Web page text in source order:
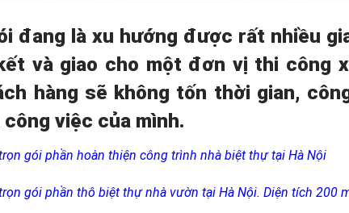
đang là xu hướng được rất nhiều
và giao cho một đơn vị thi công
hàng sẽ không tốn thời gian,
việc của mình.
gói phần hoàn thiện công trình nhà biệt thự tại Hà Nội
gói phần thô biệt thự nhà vườn tại Hà Nội. Diện tích 200